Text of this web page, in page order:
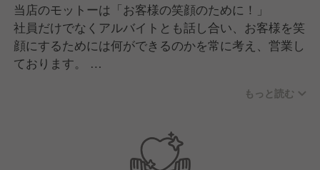
当店のモットーは「お客様の笑顔のために！」
社員だけでなくアルバイトとも話し合い、お客様を笑
顔にするためには何ができるのかを常に考え、営業し
ております。
地域で愛される唯一無二のお店を目指して頑張ってい
もっと読む